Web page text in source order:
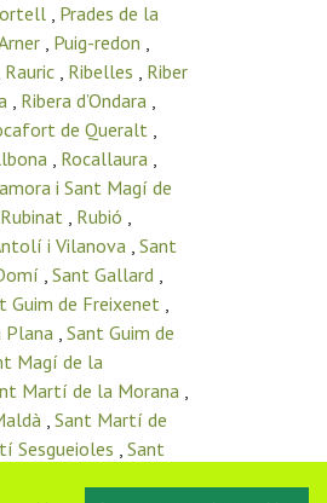
, Prades de la
, Puig-redon ,
Rauric , Ribelles , Riber
, Ribera d’Ondara ,
de Queralt ,
, Rocallaura ,
i Sant Magí de
Rubinat , Rubió ,
i Vilanova , Sant
, Sant Gallard ,
Guim de Freixenet ,
Plana , Sant Guim de
Magí de la
Martí de la Morana ,
, Sant Martí de
Sesgueioles , Sant